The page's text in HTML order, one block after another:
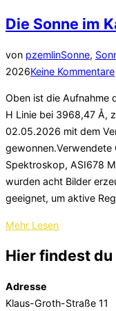
Die Sonne im
von pzemlinSonne,
2026Keine Kommentare
Oben ist die Aufnahme
H Linie bei 3968,47 Å,
02.05.2026 mit dem
gewonnen.Verwendete
Spektroskop, ASI678
wurden acht Bilder
geeignet, um aktive
Mehr über
Sonne
Kalzium-
und
Lesen
Hier findest du
Adresse
Klaus-Groth-Straße 11